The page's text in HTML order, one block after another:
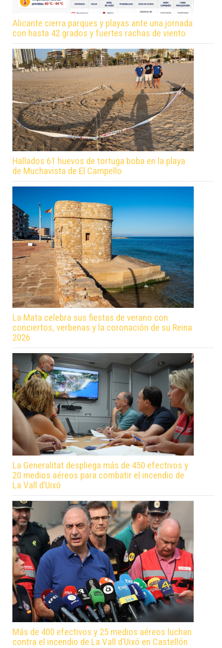
Alicante cierra parques y playas ante una jornada
con hasta 42 grados y fuertes rachas de viento
Hallados 61 huevos de tortuga boba en la playa
de Muchavista de El Campello
La Mata celebra sus fiestas de verano con
conciertos, verbenas y la coronación de su Reina
2026
La Generalitat despliega más de 450 efectivos y
20 medios aéreos para combatir el incendio de
La Vall d’Uixó
Más de 400 efectivos y 25 medios aéreos luchan
contra el incendio de La Vall d’Uixó en Castellón